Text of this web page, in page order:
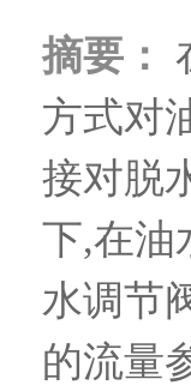
摘要：
方式对
接对脱
下,在油
水调节
的流量